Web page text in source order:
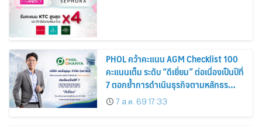
PHOL คว้าคะแนน AGM Checklist 100
คะแนนเต็ม ระดับ “ดีเยี่ยม” ต่อเนื่องเป็นปีที่
7 ตอกย้ำการดำเนินธุรกิจตามหลักธร
รมาภิบาล โปร่งใส สร้างความเชื่อมั่นผู้ถือ
หุ้น
7 ส.ค. 69 17:33